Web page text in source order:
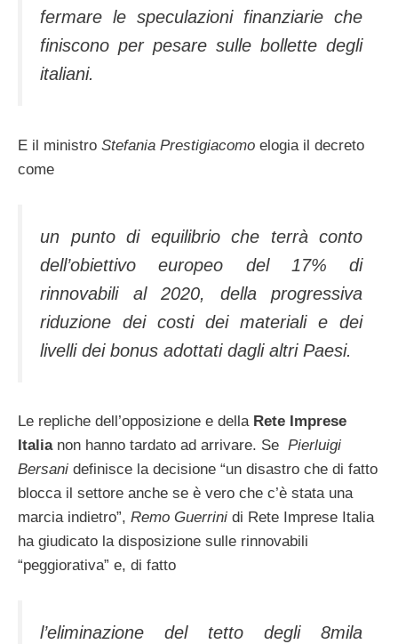
fermare le speculazioni finanziarie che
finiscono per pesare sulle bollette degli
italiani.
E il ministro Stefania Prestigiacomo elogia il decreto
come
un punto di equilibrio che terrà conto
dell’obiettivo europeo del 17% di
rinnovabili al 2020, della progressiva
riduzione dei costi dei materiali e dei
livelli dei bonus adottati dagli altri Paesi.
Le repliche dell’opposizione e dellaRete Imprese
Italianon hanno tardato ad arrivare. Se Pierluigi
Bersani definisce la decisione “un disastro che di fatto
blocca il settore anche se è vero che c’è stata una
marcia indietro”, Remo Guerrini di Rete Imprese Italia
ha giudicato la disposizione sulle rinnovabili
“peggiorativa” e, di fatto
l’eliminazione del tetto degli 8mila